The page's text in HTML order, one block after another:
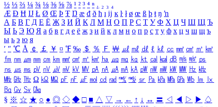
½ ⅓ ⅔ ¼ ¾ ⅛ ⅜ ⅝ ⅞ ¹ ² ³ ⁴ ⁿ ₁ ₂ ₃ ₄
Æ Ð Ħ Ĳ Ł Ø Œ Þ Ŧ Ŋ æ đ ð ħ ı ĳ ĸ ŀ ł ø œ ß þ ŧ ŋ ŉ
А Б В Г Д Е Ё Ж З И Й К Л М Н О П Р С Т У Ф Х Ц Ч Ш Щ Ъ
Ы Ь Э Ю Я а б в г д е ё ж з и й к л м н о п р с т у ф х ц ч ш щ ъ
ы ь э ю я
′ ″ ℃ Å ￠ ￡ ￥ ¤ ℉ ‰ ＄ ％ Ｆ ￦ ㎕ ㎖ ㎗ ℓ ㎘ ㏄ ㎣ ㎤ ㎥ ㎦
㎙ ㎚ ㎛ ㎜ ㎝ ㎞ ㎟ ㎠ ㎡ ㎢ ㏊ ㎍ ㎎ ㎏ ㏏ ㎈ ㎉ ㏈ ㎧ ㎨ ㎰
㎱ ㎲ ㎳ ㎴ ㎵ ㎶ ㎷ ㎸ ㎹ ㎀ ㎁ ㎂ ㎃ ㎄ ㎺ ㎻ ㎽ ㎾ ㎿ ㎐ ㎑
㎒ ㎓ ㎔ Ω ㏀ ㏁ ㎊ ㎋ ㎌ ㏖ ㏅ ㎭ ㎮ ㎯ ㏛ ㎩ ㎪ ㎫ ㎬ ㏝ ㏐
㏓
㏃ ㏉ ㏜ ㏆
§ ※ ☆ ★ ○ ● ◎ ◇ ◆ □ ■ △ ▽ → ← ↑ ↓ ↔ 〓 ◁ ◀ ▷ ▶ ♤